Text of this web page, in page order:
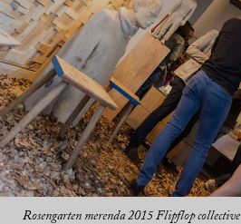
Rosengarten merenda 2015 Flipflop collective